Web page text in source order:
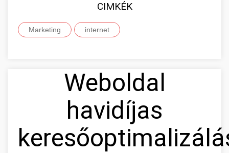
CIMKÉK
Marketing internet
Weboldal
havidíjas